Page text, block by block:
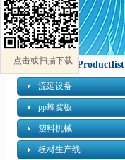
产品分类 / Productlist
流延设备
pp蜂窝板
塑料机械
板材生产线
点击或扫描下载